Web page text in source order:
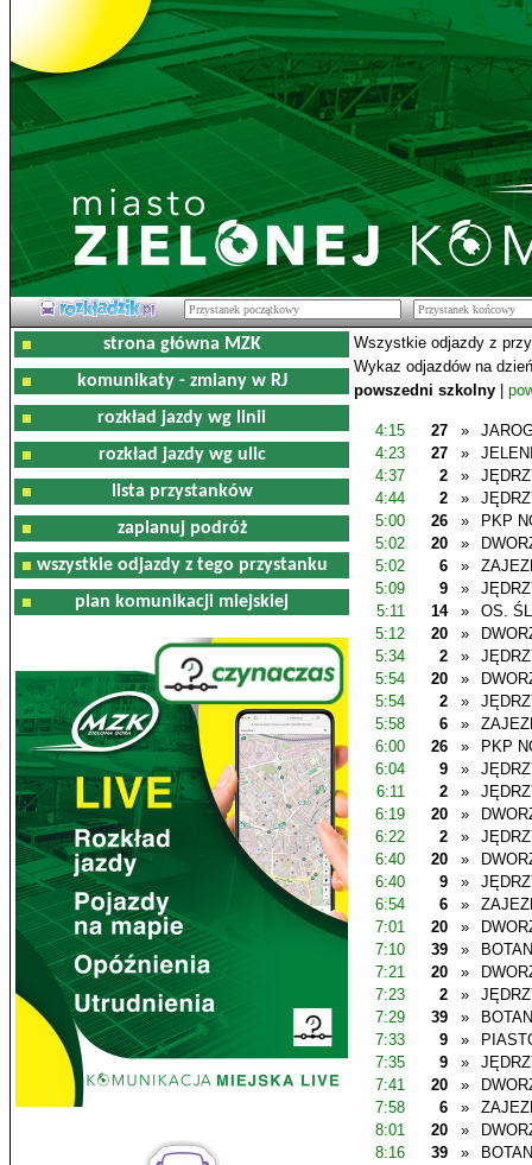
strona główna MZK
komunikaty - zmiany w RJ
rozkład jazdy wg linii
rozkład jazdy wg ulic
lista przystanków
zaplanuj podróż
wszystkie odjazdy z tego przystanku
plan komunikacji miejskiej
Wszystkie odjazdy z
Wykaz odjazdów na
powszedni szkolny
4:15 27 »
4:23
27 »
4:37
2 »
4:44
2 »
5:00
26 »
PKP
5:02
20 »
5:02
6 »
5:09
9 »
5:11
14 »
OS.
5:12
20 »
5:34
2 »
5:54
20 »
5:54
2 »
5:58
6 »
6:00
26 »
PKP
6:04
9 »
6:11
2 »
6:19
20 »
6:22
2 »
6:40
20 »
6:40
9 »
6:54
6 »
7:01
20 »
7:10
39 »
7:21
20 »
7:23
2 »
7:29
39 »
7:33
9 »
7:35
9 »
7:41
20 »
7:58
6 »
8:01
20 »
8:16
39 »